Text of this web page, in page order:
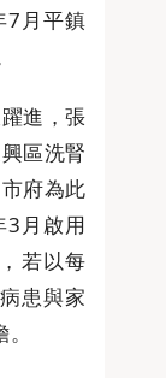
7月平鎮
進，張
區洗腎
府為此
3月啟用
若以每
患與家